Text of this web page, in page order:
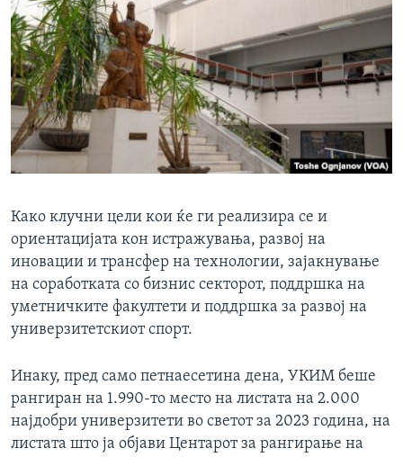
Како клучни цели кои ќе ги реализира се и
ориентацијата кон истражувања, развој на
иновации и трансфер на технологии, зајакнување
на соработката со бизнис секторот, поддршка на
уметничките факултети и поддршка за развој на
универзитетскиот спорт.
Инаку, пред само петнаесетина дена, УКИМ беше
рангиран на 1.990-то место на листата на 2.000
најдобри универзитети во светот за 2023 година, на
листата што ја објави Центарот за рангирање на